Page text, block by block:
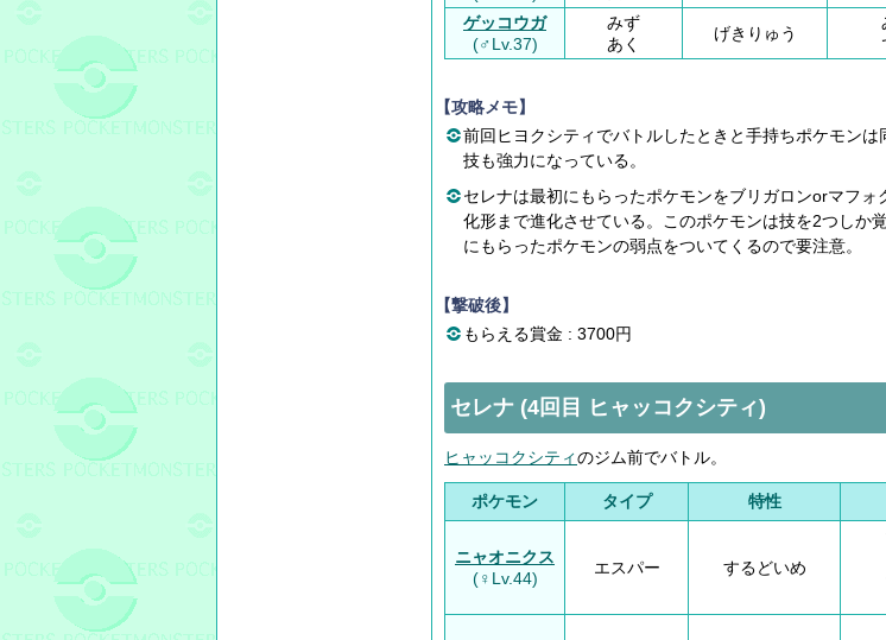
ゲッコウガ
(♂Lv.37)
みず
あく
げきりゅう
【攻略メモ】
前回ヒヨクシティでバトルしたときと手持ちポケモンは
技も強力になっている。
セレナは最初にもらったポケモンをブリガロンorマフォ
化形まで進化させている。このポケモンは技を2つしか
にもらったポケモンの弱点をついてくるので要注意。
【撃破後】
もらえる賞金 : 3700円
セレナ (4回目 ヒャッコクシティ)
ヒャッコクシティのジム前でバトル。
ポケモン タイプ 特性
ニャオニクス
(♀Lv.44)
エスパー するどいめ